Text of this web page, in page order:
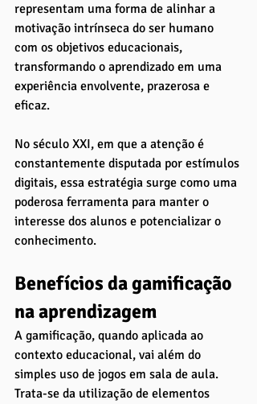
representam uma forma de alinhar a
motivação intrínseca do ser humano
com os objetivos educacionais,
transformando o aprendizado em uma
experiência envolvente, prazerosa e
eficaz.
No século XXI, em que a atenção é
constantemente disputada por estímulos
digitais, essa estratégia surge como uma
poderosa ferramenta para manter o
interesse dos alunos e potencializar o
conhecimento.
Benefícios da gamificação
na aprendizagem
A gamificação, quando aplicada ao
contexto educacional, vai além do
simples uso de jogos em sala de aula.
Trata-se da utilização de elementos